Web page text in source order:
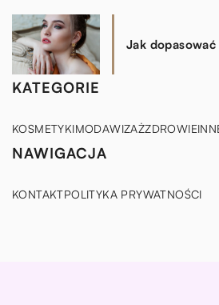
Jak dopasować
KATEGORIE
KOSMETYKIMODAWIZAŻZDROWIE
NAWIGACJA
KONTAKTPOLITYKA PRYWATNOŚCI